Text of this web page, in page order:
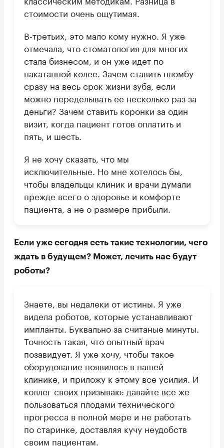
стоимости очень ощутимая.
В-третьих, это мало кому нужно. Я уже
отмечала, что стоматология для многих
стала бизнесом, и он уже идет по
накатанной колее. Зачем ставить пломбу
сразу на весь срок жизни зуба, если
можно переделывать ее несколько раз за
деньги? Зачем ставить коронки за один
визит, когда пациент готов оплатить и
пять, и шесть.
Я не хочу сказать, что мы
исключительные. Но мне хотелось бы,
чтобы владельцы клиник и врачи думали
прежде всего о здоровье и комфорте
пациента, а не о размере прибыли.
Если уже сегодня есть такие технологии, чего
ждать в будущем? Может, лечить нас будут
роботы?
Знаете, вы недалеки от истины. Я уже
видела роботов, которые устанавливают
импланты. Буквально за считаные минуты.
Точность такая, что опытный врач
позавидует. Я уже хочу, чтобы такое
оборудование появилось в нашей
клинике, и приложу к этому все усилия. И
коллег своих призываю: давайте все же
пользоваться плодами технического
прогресса в полной мере и не работать
по старинке, доставляя кучу неудобств
своим пациентам.